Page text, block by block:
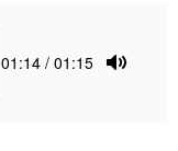
Current
01:14 / 01:15